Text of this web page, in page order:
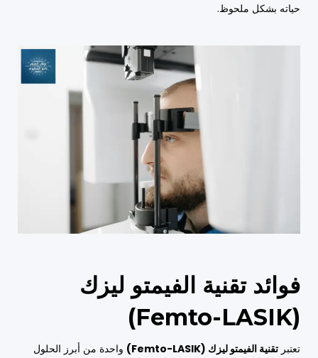
حياته بشكل ملحوظ.
فوائد تقنية الفيمتو ليزك
(Femto-LASIK)
تعتبر تقنية الفيمتو ليزك (Femto-LASIK)
واحدة من أبرز الحلول